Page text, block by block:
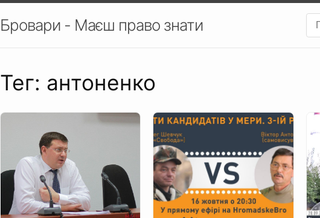
Бровари - Маєш право знати
Тег: антоненко